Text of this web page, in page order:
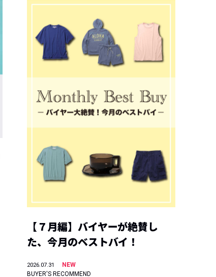
【７月編】バイヤーが絶賛し
た、今月のベストバイ！
2026.07.31
NEW
BUYER'S RECOMMEND